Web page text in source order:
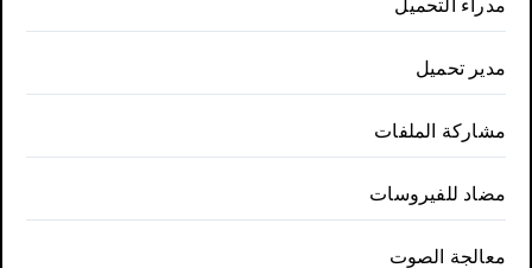
مدراء التحميل
مدير تحميل
مشاركة الملفات
مضاد للفيروسات
معالجة الصوت